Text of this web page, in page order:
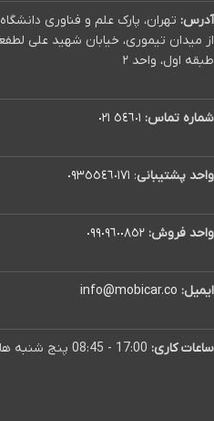
آدرس: تهران، پارک علم و فناوری
طبقه اول، واحد ۲
شماره تماس: ٥٤٦٠١ ٠٢١
واحد پشتیبانی: ٠٩٣٥٥٤٦٠١٧١
واحد فروش: ٠٩٩٠٩٦٠٠٨٥٢
ایمیل: info@mobicar.co
ساعات کاری: